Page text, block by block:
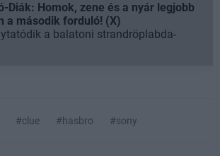
Diák: Homok, zene és a nyár legjobb
a második forduló! (X)
a balatoni strandröplabda-
#clue #hasbro #sony